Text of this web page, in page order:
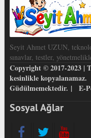
Seyit Ahmet UZUN,
sınavlar, testler,
Copyright © 2017-2023 |
kesinlikle
Güdülmemektedir. | E-
Sosyal Ağlar